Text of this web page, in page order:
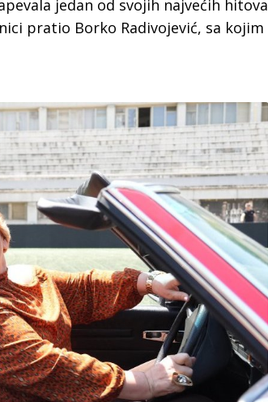
jedan od svojih najvećih hitova
pratio Borko Radivojević, sa kojim